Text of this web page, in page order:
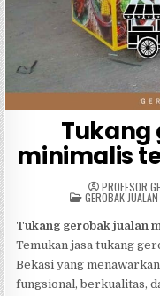
Tukang
minimalis
PROFESOR
POSTED
IN
GEROBAK
Tukang gerobak jualan
Temukan jasa tukang
Bekasi yang
fungsional, berkualitas,